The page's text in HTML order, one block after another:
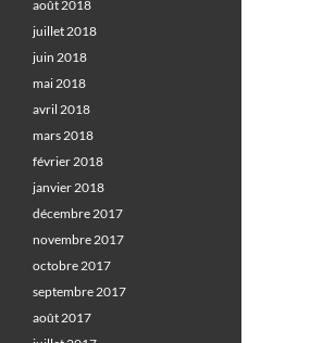
août 2018
juillet 2018
juin 2018
mai 2018
avril 2018
mars 2018
février 2018
janvier 2018
décembre 2017
novembre 2017
octobre 2017
septembre 2017
août 2017